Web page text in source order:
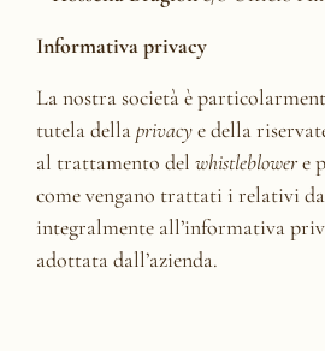
Informativa privacy
La nostra società è
tutela dellaprivacye della
al trattamento del whistleblowere
come vengano trattati i relativi
integralmente all’informativa
adottata dall’azienda.